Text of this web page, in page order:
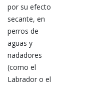
por su efecto
secante, en
perros de
aguas y
nadadores
(como el
Labrador o el